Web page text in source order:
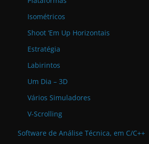
Isométricos
Shoot ‘Em Up Horizontais
Estratégia
Labirintos
Um Dia – 3D
Vários Simuladores
V-Scrolling
Software de Análise Técnica, em C/C++